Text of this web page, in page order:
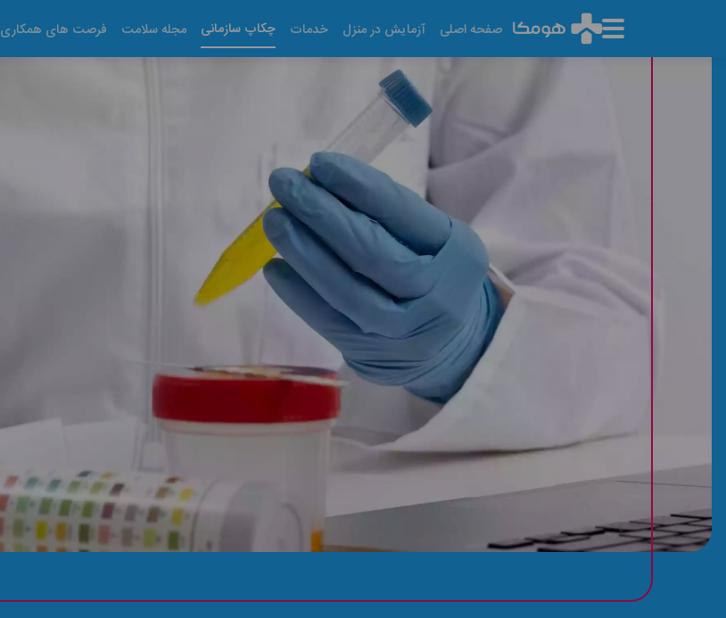
صفحه اصلی آزمایش در منزل خدمات چکاپ سازمانی مجله سلامت فرصت های همکاری
آزمایش وزن مخصوص ادرار